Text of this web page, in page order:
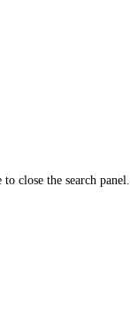
to close the search panel.